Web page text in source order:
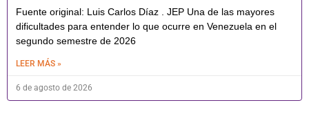
Fuente original: Luis Carlos Díaz . JEP Una de las mayores
dificultades para entender lo que ocurre en Venezuela en el
segundo semestre de 2026
LEER MÁS »
6 de agosto de 2026